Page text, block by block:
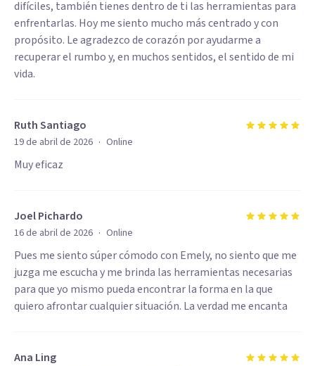
difíciles, también tienes dentro de ti las herramientas para
enfrentarlas. Hoy me siento mucho más centrado y con
propósito. Le agradezco de corazón por ayudarme a
recuperar el rumbo y, en muchos sentidos, el sentido de mi
vida.
Ruth Santiago
19 de abril de 2026 · Online
Muy eficaz
Joel Pichardo
16 de abril de 2026 · Online
Pues me siento súper cómodo con Emely, no siento que me
juzga me escucha y me brinda las herramientas necesarias
para que yo mismo pueda encontrar la forma en la que
quiero afrontar cualquier situación. La verdad me encanta
Ana Ling